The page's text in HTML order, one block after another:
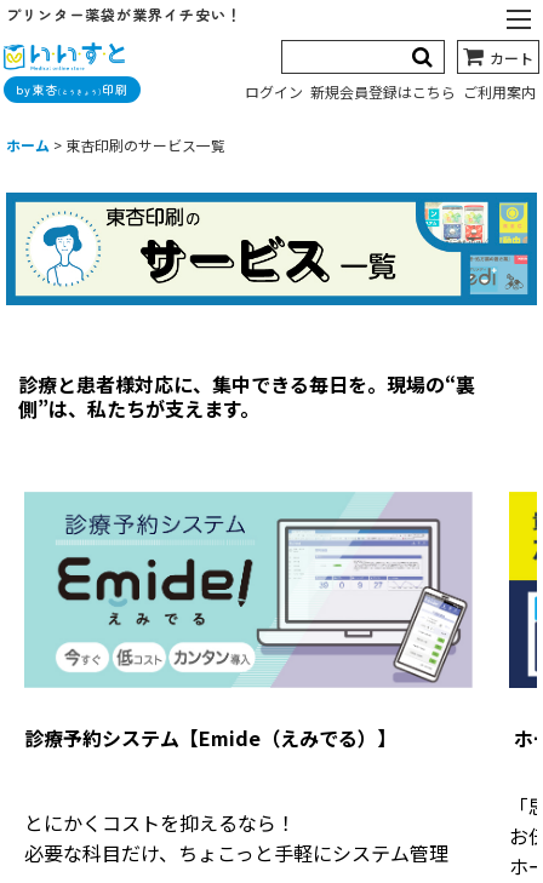
プリンター薬袋が業界イチ安い！
by東杏(とうきょう) 印刷
カート
ログイン 新規会員登録はこちら ご利用案内
ホーム > 東杏印刷のサービス一覧
診療と患者様対応に、集中できる毎日を。現場の“裏
側”は、私たちが支えます。
診療予約システム【Emide（えみでる）】 ホ
とにかくコストを抑えるなら！
必要な科目だけ、ちょこっと手軽にシステム管理
お
ホ